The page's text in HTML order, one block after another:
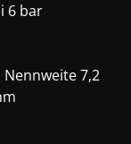
6 bar
7,2